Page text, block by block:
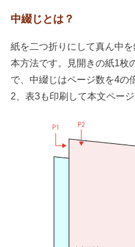
中綴じとは？
紙を二つ折りにして真ん中
本方法です。見開きの紙1枚
で、中綴じはページ数を4の
2、表3も印刷して本文ペー